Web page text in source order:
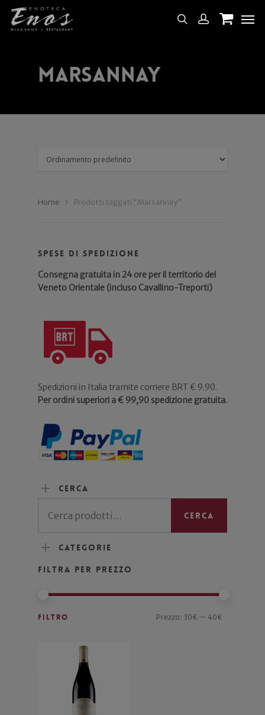
Marsannay
Home Prodotti taggati “Marsannay”
Spese di spedizione
Consegna gratuita in 24 ore per il territorio del
Veneto Orientale (incluso Cavallino-Treporti)
Spedizioni in Italia tramite corriere BRT € 9.90.
Per ordini superiori a € 99,90 spedizione gratuita.
Cerca
Cerca
Categorie
Filtra per prezzo
Filtro Prezzo: 30€ — 40€